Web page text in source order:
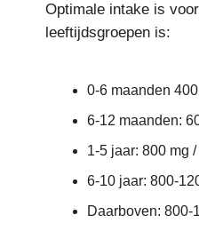
Optimale intake is
leeftijdsgroepen is:
0-6 maanden
6-12 maanden:
1-5 jaar: 800 mg /
6-10 jaar: 800-
Daarboven: 800-